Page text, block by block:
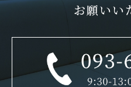
お願いい